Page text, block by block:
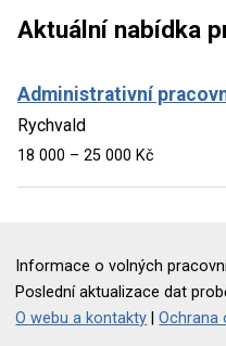
Aktuální nabídka
Administrativní
Rychvald
18 000 – 25 000 Kč
Informace o volných
Poslední aktualizace dat
O webu a kontakty |Ochrana